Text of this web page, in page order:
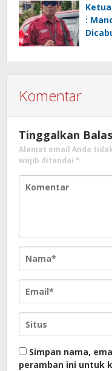
:
Komentar
Tinggalkan
Alamat email Anda
wajib ditandai *
Simpan nama,
peramban ini untuk